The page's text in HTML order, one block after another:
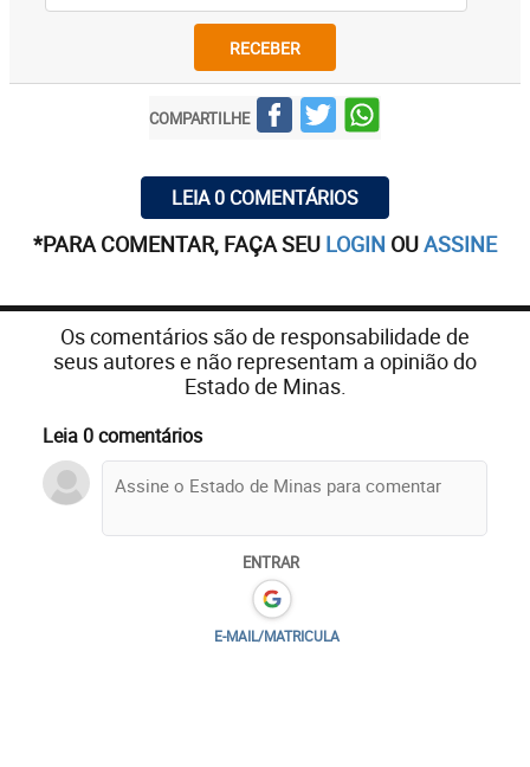
RECEBER
COMPARTILHE
LEIA 0 COMENTÁRIOS
*PARA COMENTAR, FAÇA SEU LOGIN OUASSINE
Os comentários são de responsabilidade de
seus autores e não representam a opinião do
Estado de Minas.
Leia 0 comentários
ENTRAR
E-MAIL/MATRICULA